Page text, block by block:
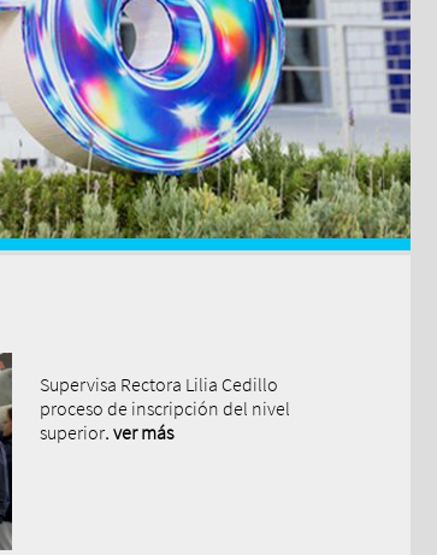
Supervisa Rectora Lilia Cedillo
proceso de inscripción del nivel
superior. ver más